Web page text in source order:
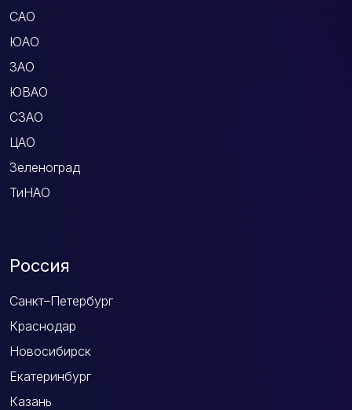
САО
ЮАО
ЗАО
ЮВАО
СЗАО
ЦАО
Зеленоград
ТиНАО
Россия
Санкт–Петербург
Краснодар
Новосибирск
Екатеринбург
Казань